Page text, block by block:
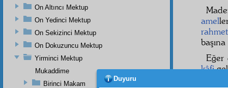
amel
rahmet
Eğer
kâfi
On Altıncı Mektup
On Yedinci Mektup
On Sekizinci Mektup
On Dokuzuncu Mektup
Yirminci Mektup
Mukaddime
Birinci Makam
Duyuru